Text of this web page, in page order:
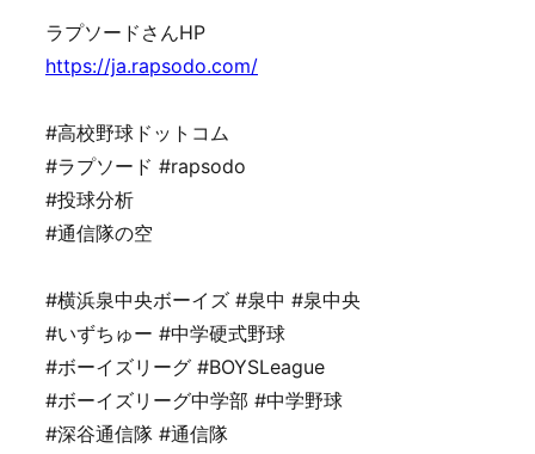
ラプソードさんHP
https://ja.rapsodo.com/
#高校野球ドットコム
#ラプソード #rapsodo
#投球分析
#通信隊の空
#横浜泉中央ボーイズ #泉中 #泉中央
#いずちゅー #中学硬式野球
#ボーイズリーグ #BOYSLeague
#ボーイズリーグ中学部 #中学野球
#深谷通信隊 #通信隊